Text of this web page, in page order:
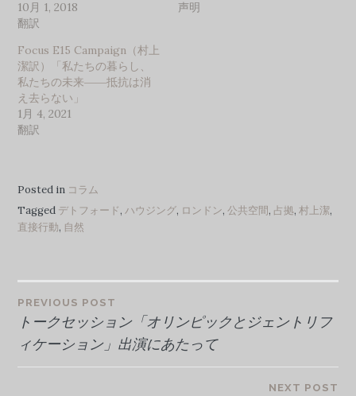
10月 1, 2018
翻訳
声明
Focus E15 Campaign（村上
潔訳）「私たちの暮らし、
私たちの未来――抵抗は消
え去らない」
1月 4, 2021
翻訳
Posted in コラム
Tagged デトフォード,ハウジング, ロンドン,公共空間, 占拠,村上潔,
直接行動, 自然
投
稿
PREVIOUS POST
トークセッション「オリンピックとジェントリフ
ィケーション」出演にあたって
NEXT POST